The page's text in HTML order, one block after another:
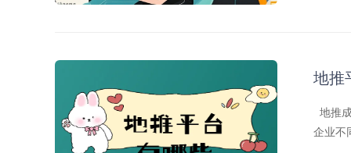
地推
地推
企业不